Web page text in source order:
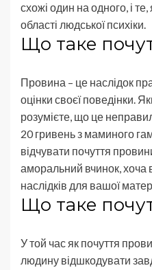
схожі один на одного, і
області людської психіки.
Що таке
Провина – це наслідок
оцінки своєї поведінки.
розумієте, що це
20 гривень з маминого
відчувати почуття
аморальний вчинок, хоча
наслідків для вашої
Що таке
У той час як почуття
людину відшкодувати